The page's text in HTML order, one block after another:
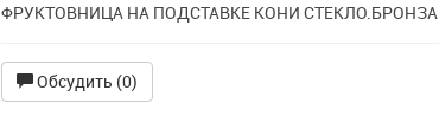
ФРУКТОВНИЦА НА ПОДСТАВКЕ КОНИ СТЕКЛО.БРОНЗА
Обсудить (0)